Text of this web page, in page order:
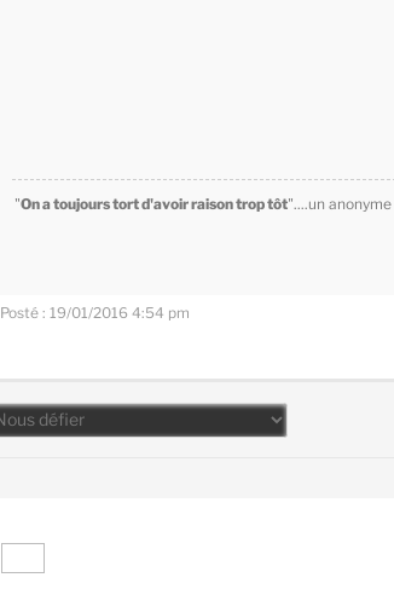
"On a toujours tort d'avoir raison trop tôt"....un
Posté : 19/01/2016 4:54 pm